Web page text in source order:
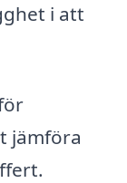
i att
jämföra